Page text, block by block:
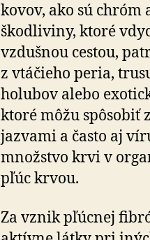
kovov, ako sú
škodliviny, ktoré
vzdušnou cestou,
z vtáčieho peria,
holubov alebo
ktoré môžu spôsobiť
jazvami a často aj
množstvo krvi v
pľúc krvou.
Za vznik pľúcnej